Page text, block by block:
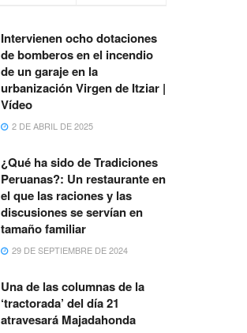
Intervienen ocho dotaciones
de bomberos en el incendio
de un garaje en la
urbanización Virgen de Itziar |
Vídeo
2 DE ABRIL DE 2025
¿Qué ha sido de Tradiciones
Peruanas?: Un restaurante en
el que las raciones y las
discusiones se servían en
tamaño familiar
29 DE SEPTIEMBRE DE 2024
Una de las columnas de la
‘tractorada’ del día 21
atravesará Majadahonda